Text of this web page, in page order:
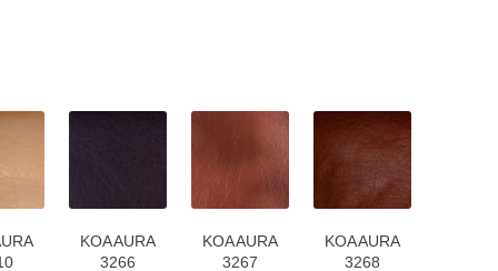
KOA AURA
3266
KOA AURA
3267
KOA AURA
3268